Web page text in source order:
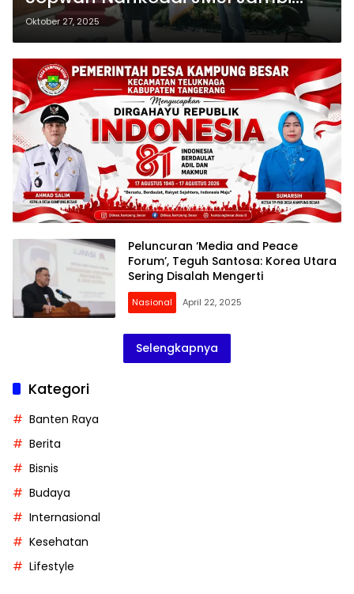
2025-2030
Oktober 27, 2025
Peluncuran ‘Media and Peace
Forum’, Teguh Santosa: Korea Utara
Sering Disalah Mengerti
Nasional April 22, 2025
Selengkapnya
Kategori
Banten Raya
Berita
Bisnis
Budaya
Internasional
Kesehatan
Lifestyle